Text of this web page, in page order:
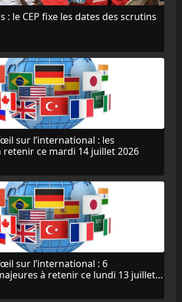
: le CEP fixe les dates des scrutins
sur l’international : les
ce mardi 14 juillet 2026
sur l’international : 6
à retenir ce lundi 13 juillet